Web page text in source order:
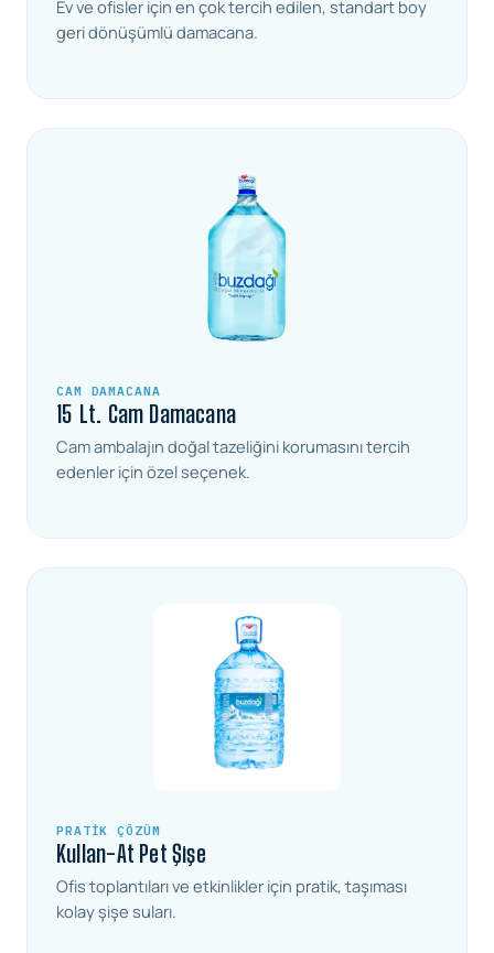
Ev ve ofisler için en çok tercih edilen, standart boy
geri dönüşümlü damacana.
CAM DAMACANA
15 Lt. Cam Damacana
Cam ambalajın doğal tazeliğini korumasını tercih
edenler için özel seçenek.
PRATIK ÇÖZÜM
Kullan-At Pet Şişe
Ofis toplantıları ve etkinlikler için pratik, taşıması
kolay şişe suları.